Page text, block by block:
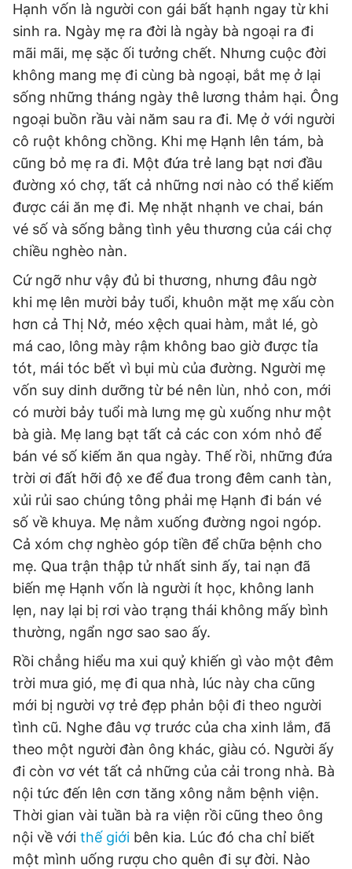
Hạnh vốn là người con gái bất hạnh ngay từ khi
sinh ra. Ngày mẹ ra đời là ngày bà ngoại ra đi
mãi mãi, mẹ sặc ối tưởng chết. Nhưng cuộc đời
không mang mẹ đi cùng bà ngoại, bắt mẹ ở lại
sống những tháng ngày thê lương thảm hại. Ông
ngoại buồn rầu vài năm sau ra đi. Mẹ ở với người
cô ruột không chồng. Khi mẹ Hạnh lên tám, bà
cũng bỏ mẹ ra đi. Một đứa trẻ lang bạt nơi đầu
đường xó chợ, tất cả những nơi nào có thể kiếm
được cái ăn mẹ đi. Mẹ nhặt nhạnh ve chai, bán
vé số và sống bằng tình yêu thương của cái chợ
chiều nghèo nàn.
Cứ ngỡ như vậy đủ bi thương, nhưng đâu ngờ
khi mẹ lên mười bảy tuổi, khuôn mặt mẹ xấu còn
hơn cả Thị Nở, méo xệch quai hàm, mắt lé, gò
má cao, lông mày rậm không bao giờ được tỉa
tót, mái tóc bết vì bụi mù của đường. Người mẹ
vốn suy dinh dưỡng từ bé nên lùn, nhỏ con, mới
có mười bảy tuổi mà lưng mẹ gù xuống như một
bà già. Mẹ lang bạt tất cả các con xóm nhỏ để
bán vé số kiếm ăn qua ngày. Thế rồi, những đứa
trời ơi đất hỡi độ xe để đua trong đêm canh tàn,
xủi rủi sao chúng tông phải mẹ Hạnh đi bán vé
số về khuya. Mẹ nằm xuống đường ngoi ngóp.
Cả xóm chợ nghèo góp tiền để chữa bệnh cho
mẹ. Qua trận thập tử nhất sinh ấy, tai nạn đã
biến mẹ Hạnh vốn là người ít học, không lanh
lẹn, nay lại bị rơi vào trạng thái không mấy bình
thường, ngẩn ngơ sao sao ấy.
Rồi chẳng hiểu ma xui quỷ khiến gì vào một đêm
trời mưa gió, mẹ đi qua nhà, lúc này cha cũng
mới bị người vợ trẻ đẹp phản bội đi theo người
tình cũ. Nghe đâu vợ trước của cha xinh lắm, đã
theo một người đàn ông khác, giàu có. Người ấy
đi còn vơ vét tất cả những của cải trong nhà. Bà
nội tức đến lên cơn tăng xông nằm bệnh viện.
Thời gian vài tuần bà ra viện rồi cũng theo ông
nội về với thế giới bên kia. Lúc đó cha chỉ biết
một mình uống rượu cho quên đi sự đời. Nào